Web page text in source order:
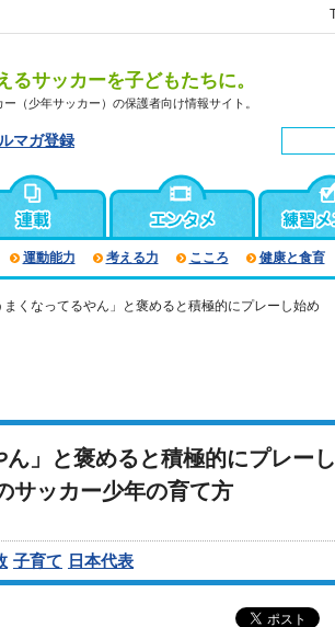
るサッカーを子どもたちに。
（少年サッカー）の保護者向け情報サイト。
マガ登録
運動能力 考える力 こころ 健康と食育
まくなってるやん」と褒めると積極的にプレーし始め
ん」と褒めると積極的にプレーし
サッカー少年の育て方
子育て 日本代表